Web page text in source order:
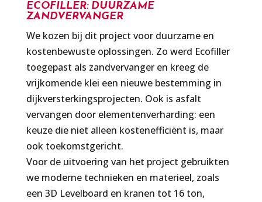
ECOFILLER: DUURZAME
ZANDVERVANGER
We kozen bij dit project voor duurzame en
kostenbewuste oplossingen. Zo werd Ecofiller
toegepast als zandvervanger en kreeg de
vrijkomende klei een nieuwe bestemming in
dijkversterkingsprojecten. Ook is asfalt
vervangen door elementenverharding: een
keuze die niet alleen kostenefficiënt is, maar
ook toekomstgericht.
Voor de uitvoering van het project gebruikten
we moderne technieken en materieel, zoals
een 3D Levelboard en kranen tot 16 ton,